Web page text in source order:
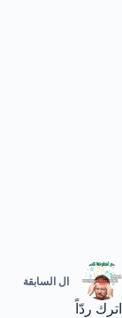
ال السابقة
اترك ردّاً